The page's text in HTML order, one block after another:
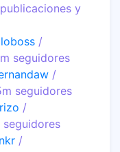
y
/
seguidores
/
seguidores
/
seguidores
/